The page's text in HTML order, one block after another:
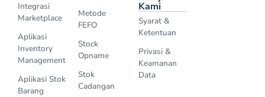
Integrasi
Marketplace
Aplikasi
Inventory
Management
Aplikasi Stok
Barang
Metode
FEFO
Stock
Opname
Stok
Cadangan
Kami
Syarat &
Ketentuan
Privasi &
Keamanan
Data